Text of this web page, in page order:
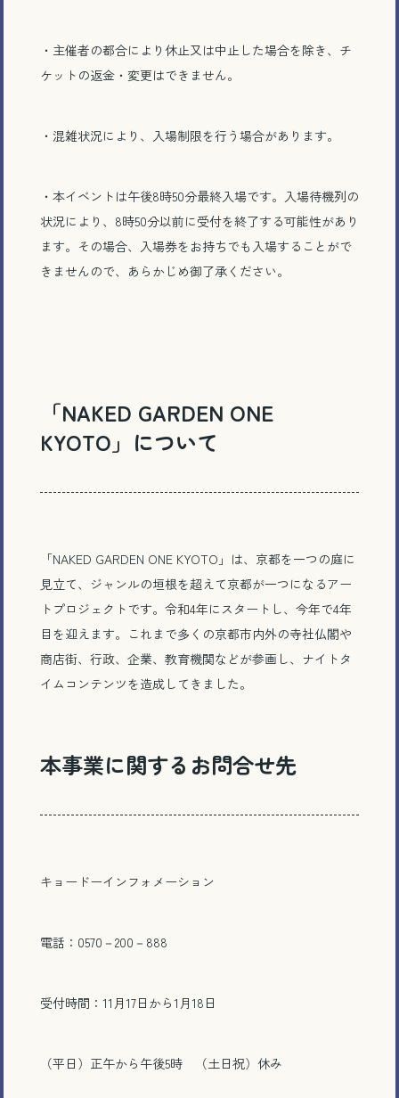
・主催者の都合により休止又は中止した場合を除き、チ
ケットの返金・変更はできません。
・混雑状況により、入場制限を行う場合があります。
・本イベントは午後8時50分最終入場です。入場待機列の
状況により、8時50分以前に受付を終了する可能性があり
ます。その場合、入場券をお持ちでも入場することがで
きませんので、あらかじめ御了承ください。
「NAKED GARDEN ONE
KYOTO」について
「NAKED GARDEN ONE KYOTO」は、京都を一つの庭に
見立て、ジャンルの垣根を超えて京都が一つになるアー
トプロジェクトです。令和4年にスタートし、今年で4年
目を迎えます。これまで多くの京都市内外の寺社仏閣や
商店街、行政、企業、教育機関などが参画し、ナイトタ
イムコンテンツを造成してきました。
本事業に関するお問合せ先
キョードーインフォメーション
電話：0570－200－888
受付時間：11月17日から1月18日
（平日）正午から午後5時 （土日祝）休み